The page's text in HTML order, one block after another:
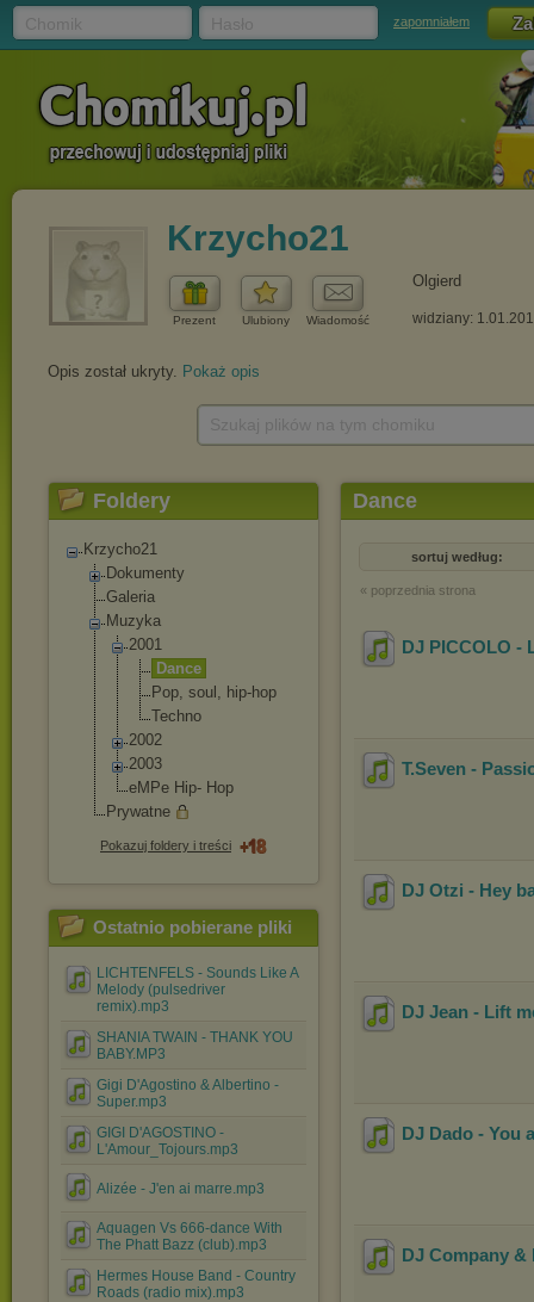
zapomniałem
Krzycho21
Prezent Ulubiony Wiadomość
Olgierd
widziany:
Opis został ukryty. Pokaż opis
Foldery
Krzycho21
Dokumenty
Galeria
Muzyka
2001
Dance
Pop, soul, hip-hop
Techno
2002
2003
eMPe Hip- Hop
Prywatne
Pokazuj foldery i treści
Ostatnio pobierane pliki
LICHTENFELS - Sounds Like A
Melody (pulsedriver
remix).mp3
SHANIA TWAIN - THANK YOU
BABY.MP3
Gigi D'Agostino & Albertino -
Super.mp3
GIGI D'AGOSTINO -
L'Amour_Tojours.mp3
Alizée - J'en ai marre.mp3
Aquagen Vs 666-dance With
The Phatt Bazz (club).mp3
Hermes House Band - Country
Roads (radio mix).mp3
Dance
sortuj według:
« poprzednia strona
DJ PICCOLO -
T.Seven -
DJ Otzi - Hey
DJ Jean - Lift
DJ Dado - You
DJ Company